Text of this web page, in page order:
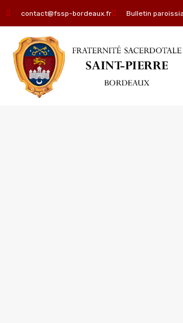
contact@fssp-bordeaux.fr Bulletin